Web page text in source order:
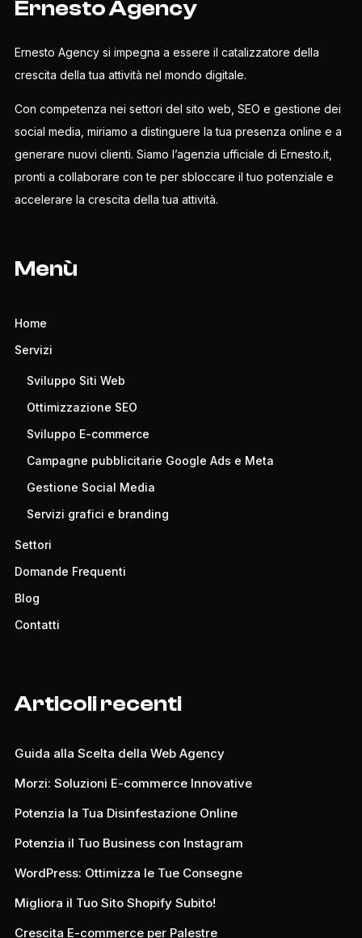
Ernesto Agency
Ernesto Agency si impegna a essere il catalizzatore della
crescita della tua attività nel mondo digitale.
Con competenza nei settori del sito web, SEO e gestione dei
social media, miriamo a distinguere la tua presenza online e a
generare nuovi clienti. Siamo l’agenzia ufficiale di Ernesto.it,
pronti a collaborare con te per sbloccare il tuo potenziale e
accelerare la crescita della tua attività.
Menù
Home
Servizi
Sviluppo Siti Web
Ottimizzazione SEO
Sviluppo E-commerce
Campagne pubblicitarie Google Ads e Meta
Gestione Social Media
Servizi grafici e branding
Settori
Domande Frequenti
Blog
Contatti
Articoli recenti
Guida alla Scelta della Web Agency
Morzi: Soluzioni E-commerce Innovative
Potenzia la Tua Disinfestazione Online
Potenzia il Tuo Business con Instagram
WordPress: Ottimizza le Tue Consegne
Migliora il Tuo Sito Shopify Subito!
Crescita E-commerce per Palestre